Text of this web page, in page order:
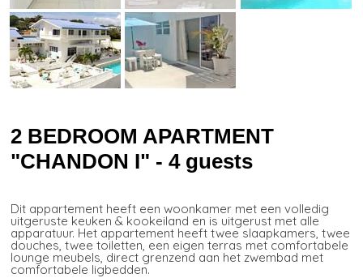
2 BEDROOM APARTMENT
"CHANDON I" - 4 guests
Dit appartement heeft een woonkamer met een volledig
uitgeruste keuken & kookeiland en is uitgerust met alle
apparatuur. Het appartement heeft twee slaapkamers, twee
douches, twee toiletten, een eigen terras met comfortabele
lounge meubels, direct grenzend aan het zwembad met
comfortabele ligbedden.